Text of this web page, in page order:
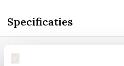
Specificaties
Staat uw